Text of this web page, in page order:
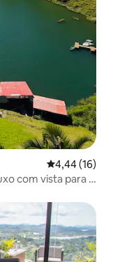
4,44 de uma
4,44 (16)